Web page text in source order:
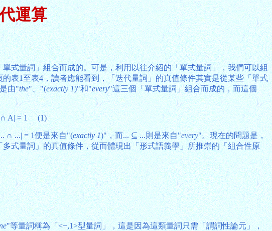
運算
式量詞」組合而成的。可是，利用以往介紹的「單式量詞」，我們可以組
表1至表4，讀者應能看到，「迭代量詞」的真值條件其實是從某些「單式
由"the"、"(exactly 1)"和"every"這三個「單式量詞」組合而成的，而這個
∩ A| = 1 (1)
∩ ...| = 1便是來自"(exactly 1)"，而... ⊆ ...則是來自"every"。現在的問題是，
式量詞」的真值條件，從而體現出「形式語義學」所推崇的「組合性原
"等量詞稱為「<−,1>型量詞」，這是因為這類量詞只需「謂詞性論元」，